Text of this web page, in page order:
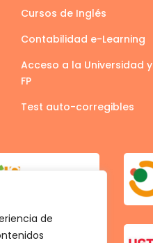
de
Cursos de Inglés
Contabilidad e-Learning
Acceso a la Universidad y
FP
Test auto-corregibles